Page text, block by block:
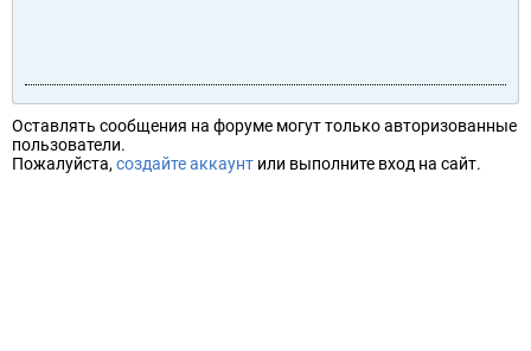
Оставлять сообщения на форуме могут только авторизованные
пользователи.
Пожалуйста, создайте аккаунт или выполните вход на сайт.